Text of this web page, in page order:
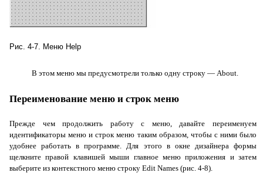
Рис. 4-7. Меню Help
В этом меню мы предусмотрели только одну строку — About.
Переименование меню и строк меню
Прежде чем продолжить работу с меню, давайте переименуем
идентификаторы меню и строк меню таким образом, чтобы с ними было
удобнее работать в программе. Для этого в окне дизайнера формы
щелкните правой клавишей мыши главное меню приложения и затем
выберите из контекстного меню строку Edit Names (рис. 4-8).